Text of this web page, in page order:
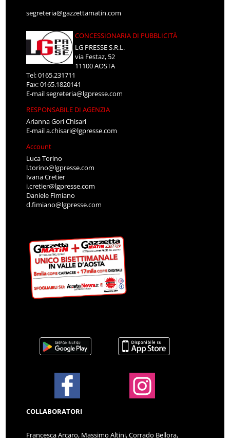
segreteria@gazzettamatin.com
CONCESSIONARIA DI PUBBLICITÀ
LG PRESSE S.R.L.
via Festaz, 52
11100 AOSTA
Tel: 0165.231711
Fax: 0165.1820141
E-mailsegreteria@lgpresse.com
RESPONSABILE DI AGENZIA
Arianna Gori Chisari
E-maila.chisari@lgpresse.com
Account
Luca Torino
l.torino@lgpresse.com
Ivana Cretier
i.cretier@lgpresse.com
Daniele Fimiano
d.fimiano@lgpresse.com
COLLABORATORI
Francesca Arcaro, Massimo Altini, Corrado Bellora,